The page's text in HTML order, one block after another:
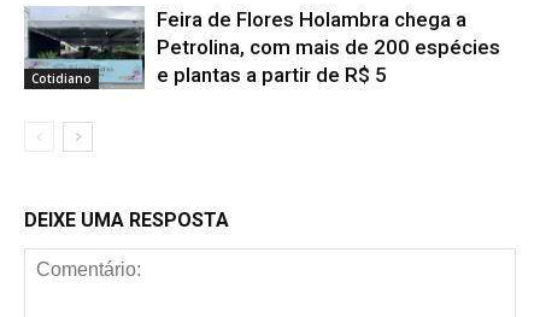
Cotidiano
Feira de Flores Holambra chega a
Petrolina, com mais de 200 espécies
e plantas a partir de R$ 5
DEIXE UMA RESPOSTA